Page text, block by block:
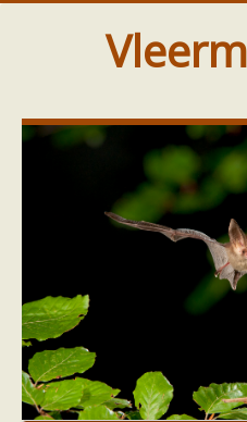
Waarnemingen
Hulp
Vleermuis gevonden
Vanginstructie
Hulp per email
Hulp per provincie
Drenthe
Home Forum